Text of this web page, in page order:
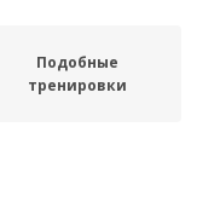
Подобные
тренировки